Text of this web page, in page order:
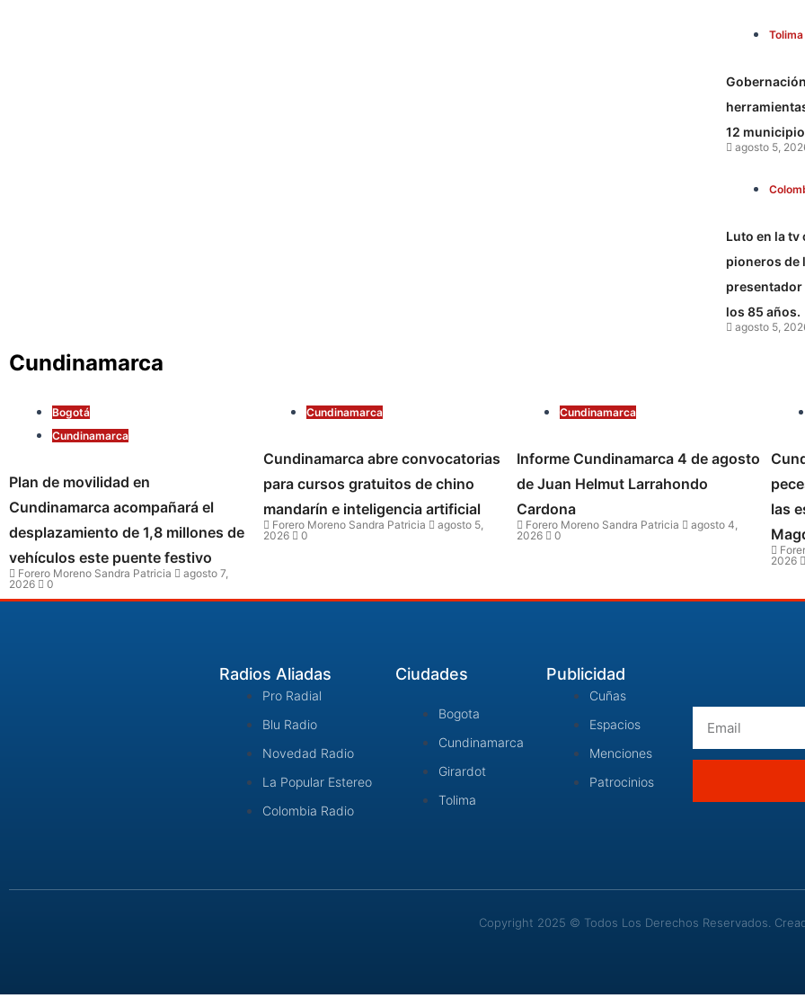
Tolima
12
agosto 5,
Luto en la tv
pioneros de
presentador
los 85 años.
agosto 5,
Cundinamarca
Bogotá
Cundinamarca
Plan de movilidad en
Cundinamarca acompañará el
desplazamiento de 1,8 millones de
vehículos este puente festivo
Forero Moreno Sandra Patricia
agosto 7,
2026
0
Cundinamarca
Cundinamarca abre convocatorias
para cursos gratuitos de chino
mandarín e inteligencia artificial
Forero Moreno Sandra Patricia
agosto 5,
2026
0
Cundinamarca
Informe Cundinamarca 4 de agosto
de Juan Helmut Larrahondo
Cardona
Forero Moreno Sandra Patricia
agosto 4,
2026
0
las
2026
Radios Aliadas
Pro Radial
Blu Radio
Novedad Radio
La Popular Estereo
Colombia Radio
Ciudades
Bogota
Cundinamarca
Girardot
Tolima
Publicidad
Cuñas
Espacios
Menciones
Patrocinios
Copyright 2025 © Todos Los Derechos Reservados.